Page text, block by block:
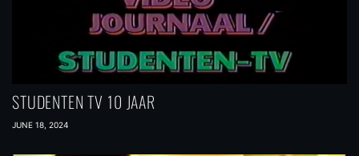
STUDENTEN TV 10 JAAR
JUNE 18, 2024